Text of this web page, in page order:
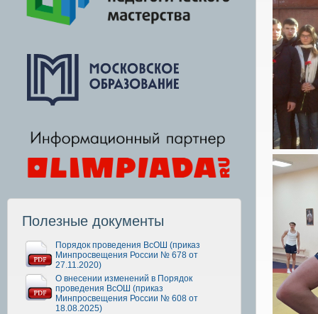
Полезные документы
Порядок проведения ВсОШ (приказ
Минпросвещения России № 678 от
27.11.2020)
О внесении изменений в Порядок
проведения ВсОШ (приказ
Минпросвещения России № 608 от
18.08.2025)